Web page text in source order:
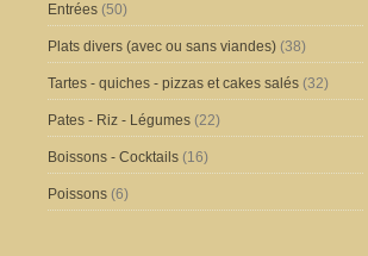
Entrées (50)
Plats divers (avec ou sans viandes) (38)
Tartes - quiches - pizzas et cakes salés (32)
Pates - Riz - Légumes (22)
Boissons - Cocktails (16)
Poissons (6)